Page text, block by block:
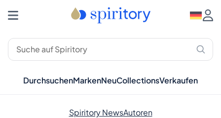
DurchsuchenMarkenNeuCollectionsVerkaufen
Spiritory NewsAutoren